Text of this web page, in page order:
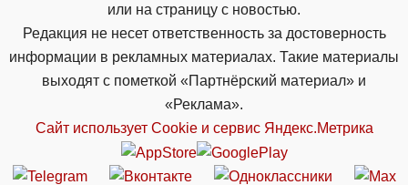
или на страницу с новостью.
Редакция не несет ответственность за достоверность
информации в рекламных материалах. Такие материалы
выходят с пометкой «Партнёрский материал» и
«Реклама».
Сайт использует Cookie и сервиc Яндекс.Метрика